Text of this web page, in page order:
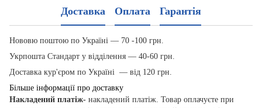
Доставка Оплата Гарантія
Нововю поштою по Україні — 70 -100 грн.
Укрпошта Стандарт у відділення — 40-60 грн.
Доставка кур'єром по Україні — від 120 грн.
Більше інформації про доставку
Накладений платіж- накладений платіж. Товар оплачуєте при